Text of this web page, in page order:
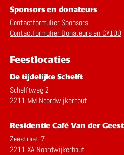
Sponsors en donateurs
Contactformulier Sponsors
Contactformulier Donateurs en CV100
Feestlocaties
De tijdelijke Schelft
Schelftweg 2
2211 MM Noordwijkerhout
Residentie Café Van der Geest
Zeestraat 7
2211 XA Noordwijkerhout